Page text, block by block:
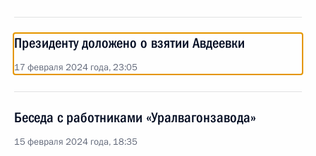
Президенту доложено о взятии Авдеевки
17 февраля 2024 года, 23:05
Беседа с работниками «Уралвагонзавода»
15 февраля 2024 года, 18:35